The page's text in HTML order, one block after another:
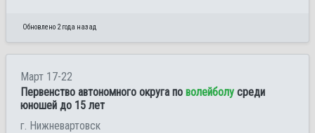
Обновлено 2 года назад
Март 17-22
Первенство автономного округа по волейболу среди
юношей до 15 лет
г. Нижневартовск